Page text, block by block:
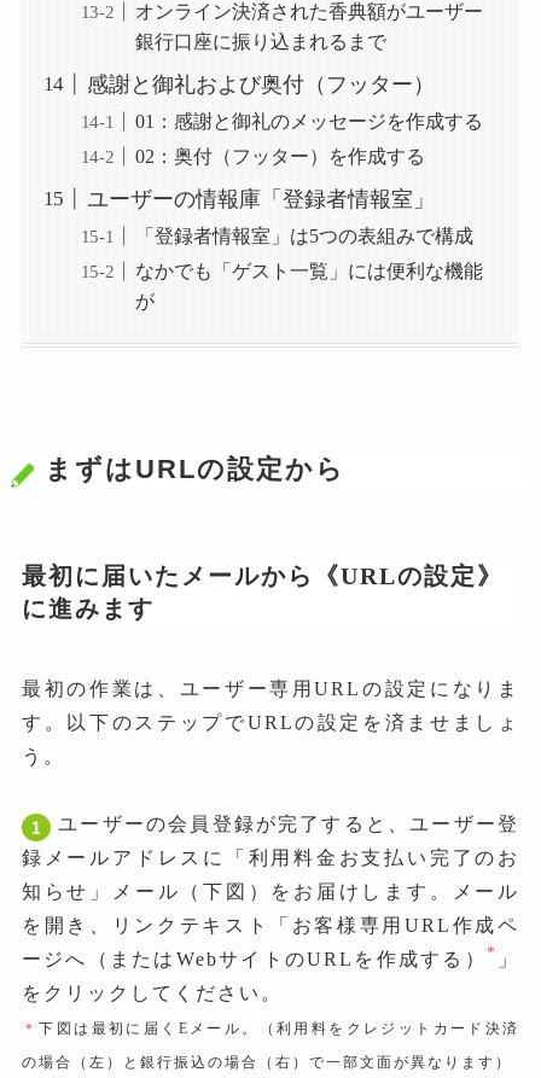
オンライン決済された香典額がユーザー
銀行口座に振り込まれるまで
感謝と御礼および奥付（フッター）
01：感謝と御礼のメッセージを作成する
02：奥付（フッター）を作成する
ユーザーの情報庫「登録者情報室」
「登録者情報室」は5つの表組みで構成
なかでも「ゲスト一覧」には便利な機能
が
まずはURLの設定から
最初に届いたメールから《URLの設定》
に進みます
最初の作業は、ユーザー専用URLの設定になりま
す。以下のステップでURLの設定を済ませましょ
う。
ユーザーの会員登録が完了すると、ユーザー登
録メールアドレスに「利用料金お支払い完了のお
知らせ」メール（下図）をお届けします。メール
を開き、リンクテキスト「お客様専用URL作成ペ
ージへ（またはWebサイトのURLを作成する） * 」
をクリックしてください。
＊下図は最初に届くEメール。（利用料をクレジットカード決済
の場合（左）と銀行振込の場合（右）で一部文面が異なります）